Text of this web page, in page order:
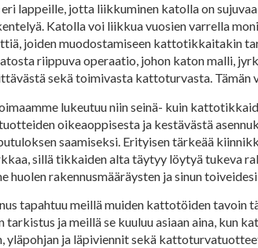
lappeille, jotta liikkuminen katolla on
Katolla voi liikkua vuosien varrella
joiden muodostamiseen kattotikkaitakin
riippuva operaatio, johon katon malli,
sekä toimivasta kattoturvasta. Tämän
lukeutuu niin seinä- kuin
oikeaoppisesta ja kestävästä
saamiseksi. Erityisen tärkeää
sillä tikkaiden alta täytyy löytyä tukeva
huolen rakennusmääräysten ja sinun
tapahtuu meillä muiden kattotöiden tavoin
tarkistus ja meillä se kuuluu asiaan aina, kun
yläpohjan ja läpiviennit sekä